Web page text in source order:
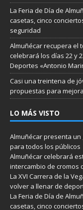
La Feria de Día de
casetas, cinco
seguridad
Almuñécar recupera el
celebrará los días 22 y
Deportes «Antonio
Casi una treintena de
propuestas para
LO MÁS VISTO
Almuñécar presenta un
para todos los públicos
Almuñécar celebrará
intercambio de cromos
La XVI Carrera de la
volver a llenar de
La Feria de Día de
casetas, cinco